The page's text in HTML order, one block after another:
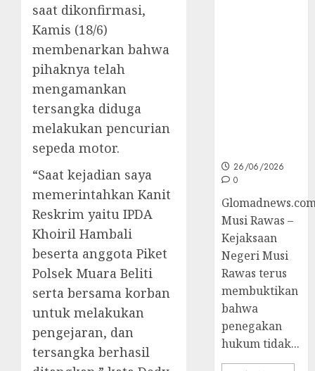
saat dikonfirmasi,
Kamis (18/6)
membenarkan bahwa
pihaknya telah
mengamankan
tersangka diduga
melakukan pencurian
sepeda motor.
“Saat kejadian saya
memerintahkan Kanit
Reskrim yaitu IPDA
Khoiril Hambali
beserta anggota Piket
Polsek Muara Beliti
serta bersama korban
untuk melakukan
pengejaran, dan
tersangka berhasil
26/06/2026
0
Musi Rawas –
Kejaksaan
Negeri Musi
Rawas terus
membuktikan
bahwa
penegakan
hukum tidak...